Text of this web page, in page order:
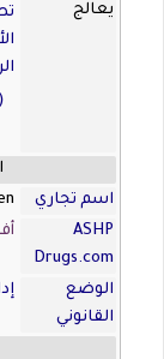
يعالج
اسم تجاري
ASHP
Drugs.com
الوضع
القانوني